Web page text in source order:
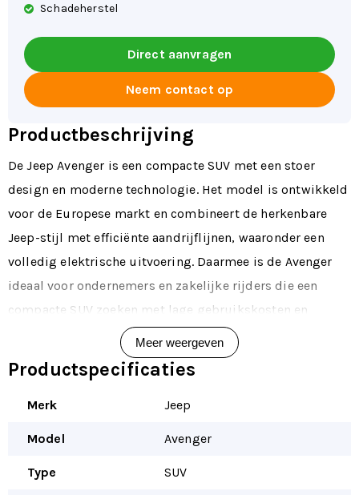
Schadeherstel
Direct aanvragen
Neem contact op
Productbeschrijving
De Jeep Avenger is een compacte SUV met een stoer
design en moderne technologie. Het model is ontwikkeld
voor de Europese markt en combineert de herkenbare
Jeep-stijl met efficiënte aandrijflijnen, waaronder een
volledig elektrische uitvoering. Daarmee is de Avenger
ideaal voor ondernemers en zakelijke rijders die een
compacte SUV zoeken met lage gebruikskosten en
Via Dealerleasing lease je de Jeep Avenger flexibel van 1
tot 72 maanden — met shortlease, operational lease of
financial lease.
Belangrijkste kenmerken
• Verkrijgbaar als benzine, mild-hybrid en volledig
Meer weergeven
Productspecificaties
Merk Jeep
Model Avenger
Type SUV